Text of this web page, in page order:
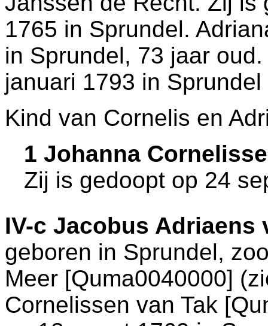
1765 in Sprundel.
in Sprundel, 73 jaar
januari 1793 in Sprundel
Kind van Cornelis en
1 Johanna
Zij is gedoopt op 24
IV-c Jacobus Adriaens
geboren in Sprundel,
Meer [Quma0040000]
Cornelissen van Tak